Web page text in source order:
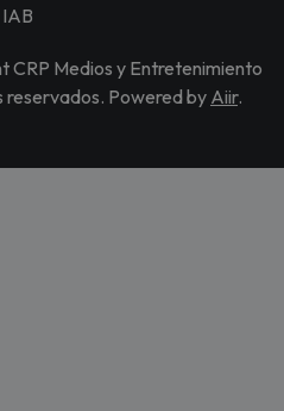
IAB
Medios y Entretenimiento
reservados. Powered by Aiir.